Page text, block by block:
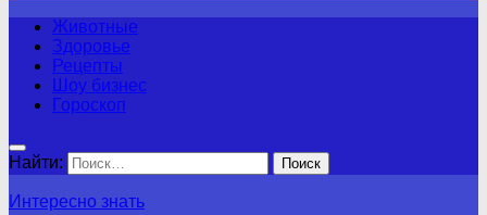
Животные
Здоровье
Рецепты
Шоу бизнес
Гороскоп
Найти:
Интересно знать